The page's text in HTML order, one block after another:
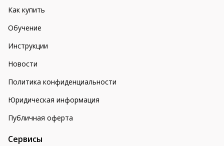
Как купить
Обучение
Инструкции
Новости
Политика конфиденциальности
Юридическая информация
Публичная оферта
Сервисы